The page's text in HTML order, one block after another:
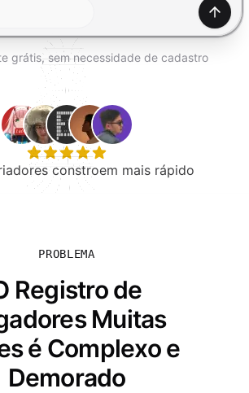
Gerar
grátis, sem necessidade de cadastro
constroem mais rápido
PROBLEMA
Registro de
Muitas
é Complexo e
Demorado